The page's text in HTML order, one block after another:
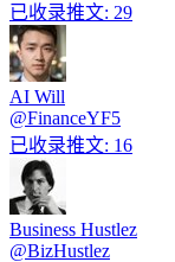
已收录推文: 29
AI Will
@FinanceYF5
已收录推文: 16
Business Hustlez
@BizHustlez